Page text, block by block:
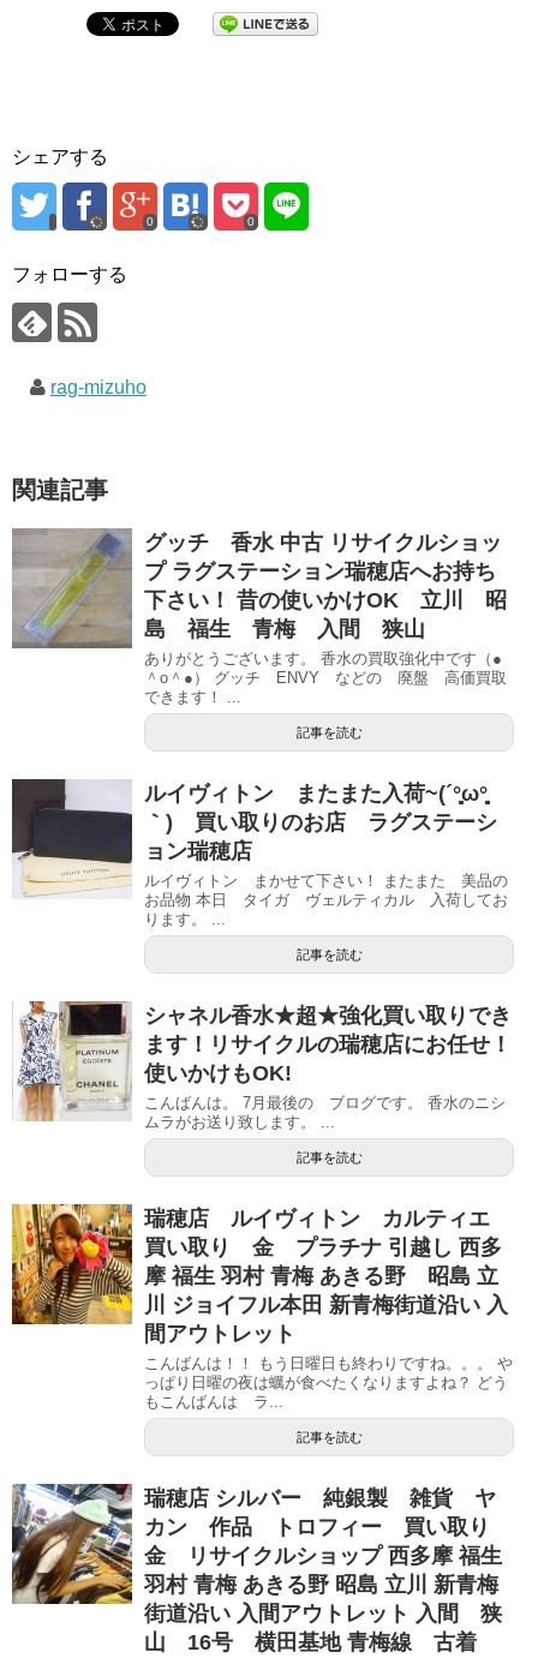
シェアする
0 0
フォローする
rag-mizuho
関連記事
グッチ 香水 中古 リサイクルショッ
プ ラグステーション瑞穂店へお持ち
下さい！ 昔の使いかけOK 立川 昭
島 福生 青梅 入間 狭山
ありがとうございます。 香水の買取強化中です（●
＾o＾●） グッチ ENVY などの 廃盤 高価買取
できます！ ...
記事を読む
ルイヴィトン またまた入荷~(´°̥̥̥̥̥̥̥̥ω°̥̥̥̥̥̥̥̥
｀) 買い取りのお店 ラグステーシ
ョン瑞穂店
ルイヴィトン まかせて下さい！ またまた 美品の
お品物 本日 タイガ ヴェルティカル 入荷してお
ります。 ...
記事を読む
シャネル香水★超★強化買い取りでき
ます！リサイクルの瑞穂店にお任せ！
使いかけもOK!
こんばんは。 7月最後の ブログです。 香水のニシ
ムラがお送り致します。 ...
記事を読む
瑞穂店 ルイヴィトン カルティエ
買い取り 金 プラチナ 引越し 西多
摩 福生 羽村 青梅 あきる野 昭島 立
川 ジョイフル本田 新青梅街道沿い 入
間アウトレット
こんばんは！！ もう日曜日も終わりですね。。。 や
っぱり日曜の夜は蠣が食べたくなりますよね？ どう
もこんばんは ラ...
記事を読む
瑞穂店 シルバー 純銀製 雑貨 ヤ
カン 作品 トロフィー 買い取り
金 リサイクルショップ 西多摩 福生
羽村 青梅 あきる野 昭島 立川 新青梅
街道沿い 入間アウトレット 入間 狭
山 16号 横田基地 青梅線 古着